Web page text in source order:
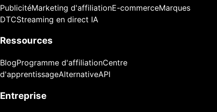
PublicitéMarketing d'affiliationE-commerceMarques
DTCStreaming en direct IA
Ressources
BlogProgramme d'affiliationCentre
d'apprentissageAlternativeAPI
Entreprise